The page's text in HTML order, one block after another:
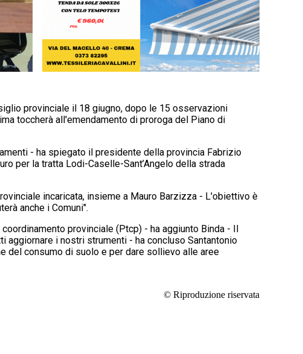
provinciale il 18 giugno, dopo le 15 osservazioni
toccherà all'emendamento di proroga del Piano di
- ha spiegato il presidente della provincia Fabrizio
per la tratta Lodi-Caselle-Sant’Angelo della strada
incaricata, insieme a Mauro Barzizza - L'obiettivo è
anche i Comuni".
provinciale (Ptcp) - ha aggiunto Binda - Il
aggiornare i nostri strumenti - ha concluso Santantonio
del consumo di suolo e per dare sollievo alle aree
© Riproduzione riservata